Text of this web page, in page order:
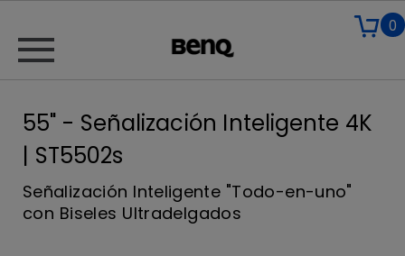
0
55" - Señalización Inteligente 4K
| ST5502s
Señalización Inteligente "Todo-en-uno"
con Biseles Ultradelgados